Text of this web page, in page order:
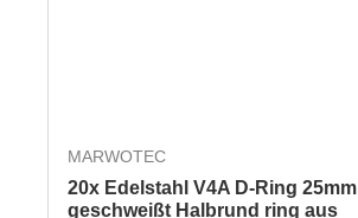
MARWOTEC
20x Edelstahl V4A D-Ring 25mm
geschweißt Halbrund ring aus